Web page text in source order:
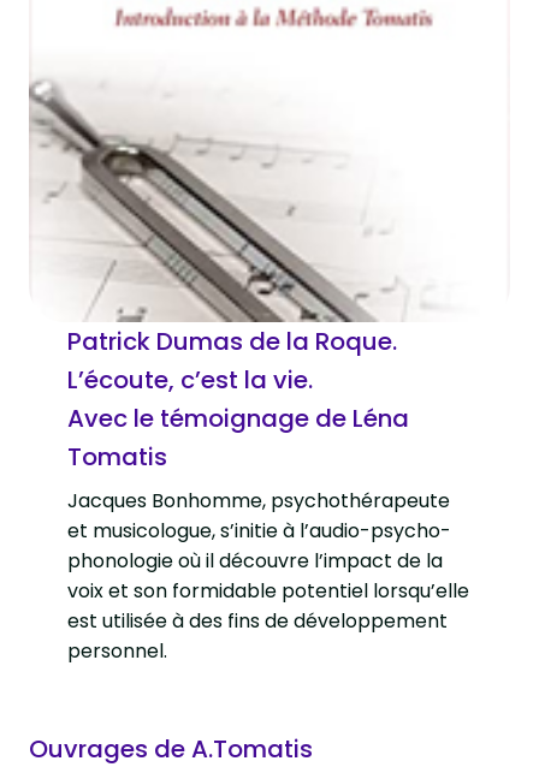
Patrick Dumas de la Roque.
L’écoute, c’est la vie.
Avec le témoignage de Léna
Tomatis
Jacques Bonhomme, psychothérapeute
et musicologue, s’initie à l’audio-psycho-
phonologie où il découvre l’impact de la
voix et son formidable potentiel lorsqu’elle
est utilisée à des fins de développement
personnel.
Ouvrages de A.Tomatis